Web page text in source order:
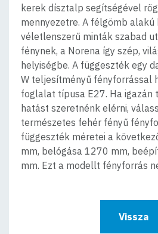
kerek dísztalp segítségével
mennyezetre. A félgömb alakú
véletlenszerű minták szabad
fénynek, a Norena így szép,
helyiségbe. A függeszték egy
W teljesítményű fényforrással
foglalat típusa E27. Ha igazán
hatást szeretnénk elérni,
természetes fehér fényű
függeszték méretei a
mm, belógása 1270 mm,
mm. Ezt a modellt fényforrás
Vissza